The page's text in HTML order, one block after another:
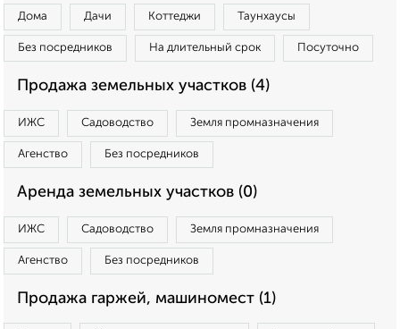
Дома Дачи Коттеджи Таунхаусы
Без посредников На длительный срок Посуточно
Продажа земельных участков (4)
ИЖС Садоводство Земля промназначения
Агенство Без посредников
Аренда земельных участков (0)
ИЖС Садоводство Земля промназначения
Агенство Без посредников
Продажа гаржей, машиномест (1)